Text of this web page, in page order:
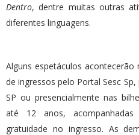
Dentro, dentre muitas outras
diferentes linguagens.
Alguns espetáculos
de ingressos pelo Portal Sesc Sp,
SP ou presencialmente nas
até 12 anos,
gratuidade no ingresso. As